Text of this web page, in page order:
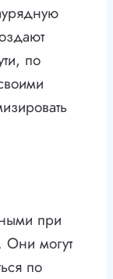
по
при
Они могут
по